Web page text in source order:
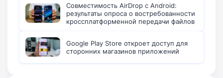
Совместимость AirDrop с Android:
результаты опроса о востребованности
кроссплатформенной передачи файлов
Google Play Store откроет доступ для
сторонних магазинов приложений